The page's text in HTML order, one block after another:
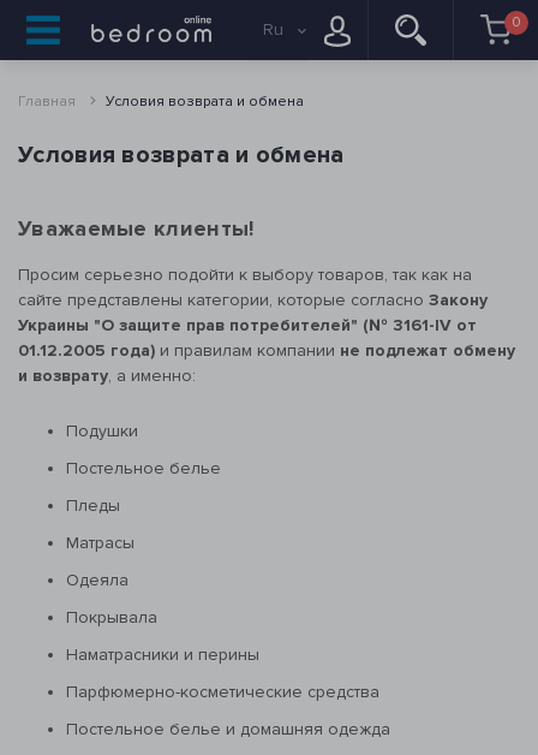
Ru 0
Главная Условия возврата и обмена
Условия возврата и обмена
Уважаемые клиенты!
Просим серьезно подойти к выбору товаров, так как на
сайте представлены категории, которые согласно Закону
Украины "О защите прав потребителей" (№ 3161-IV от
01.12.2005 года) и правилам компании не подлежат обмену
и возврату, а именно:
Подушки
Постельное белье
Пледы
Матрасы
Одеяла
Покрывала
Наматрасники и перины
Парфюмерно-косметические средства
Постельное белье и домашняя одежда